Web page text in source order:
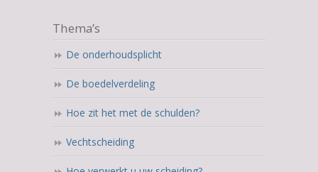
Thema’s
De onderhoudsplicht
De boedelverdeling
Hoe zit het met de schulden?
Vechtscheiding